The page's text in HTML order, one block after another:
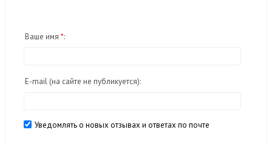
Ваше имя *:
E-mail (на сайте не публикуется):
Уведомлять о новых отзывах и ответах по почте